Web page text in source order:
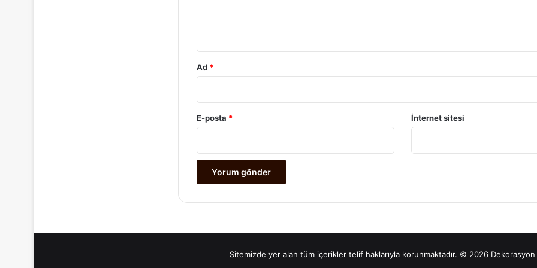
Ad *
E-posta * İnternet sitesi
Sitemizde yer alan tüm içerikler telif haklarıyla korunmaktadır. © 2026 Dekorasyon